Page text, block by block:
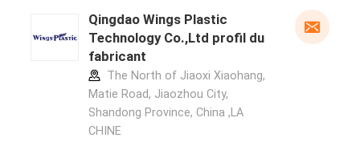
Qingdao Wings Plastic
Technology Co.,Ltd profil du
fabricant
The North of Jiaoxi Xiaohang,
Matie Road, Jiaozhou City,
Shandong Province, China ,LA
CHINE